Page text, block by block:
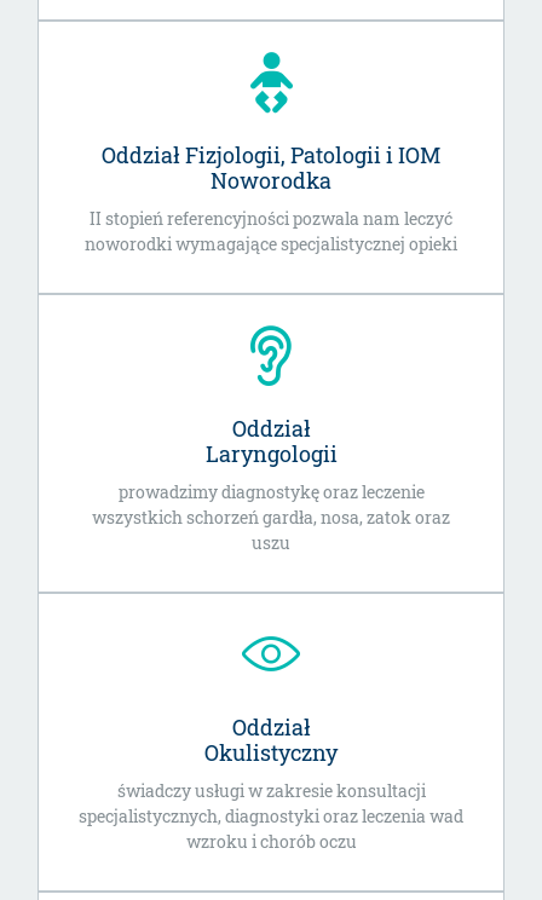
Oddział Fizjologii, Patologii i IOM
Noworodka
II stopień referencyjności pozwala nam leczyć
noworodki wymagające specjalistycznej opieki
Oddział
Laryngologii
prowadzimy diagnostykę oraz leczenie
wszystkich schorzeń gardła, nosa, zatok oraz
uszu
Oddział
Okulistyczny
świadczy usługi w zakresie konsultacji
specjalistycznych, diagnostyki oraz leczenia wad
wzroku i chorób oczu